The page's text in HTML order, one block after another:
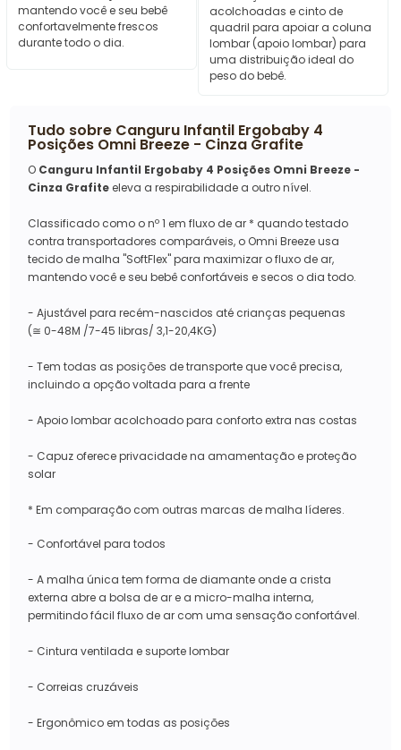
mantendo você e seu bebê
confortavelmente frescos
durante todo o dia.
acolchoadas e cinto de
quadril para apoiar a coluna
lombar (apoio lombar) para
uma distribuição ideal do
peso do bebê.
Tudo sobre Canguru Infantil Ergobaby 4
Posições Omni Breeze - Cinza Grafite
O Canguru Infantil Ergobaby 4 Posições Omni Breeze -
Cinza Grafite eleva a respirabilidade a outro nível.
Classificado como o nº 1 em fluxo de ar * quando testado
contra transportadores comparáveis, o Omni Breeze usa
tecido de malha "SoftFlex" para maximizar o fluxo de ar,
mantendo você e seu bebê confortáveis ​​e secos o dia todo.
- Ajustável para recém-nascidos até crianças pequenas
(≅ 0-48M /7-45 libras/ 3,1-20,4KG)
- Tem todas as posições de transporte que você precisa,
incluindo a opção voltada para a frente
- Apoio lombar acolchoado para conforto extra nas costas
- Capuz oferece privacidade na amamentação e proteção
solar
* Em comparação com outras marcas de malha líderes.
- Confortável para todos
- A malha única tem forma de diamante onde a crista
externa abre a bolsa de ar e a micro-malha interna,
permitindo fácil fluxo de ar com uma sensação confortável.
- Cintura ventilada e suporte lombar
- Correias cruzáveis
- Ergonômico em todas as posições